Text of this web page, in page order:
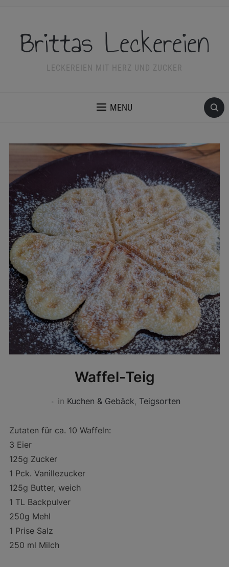
Brittas Leckereien
LECKEREIEN MIT HERZ UND ZUCKER
MENU
Waffel-Teig
in Kuchen & Gebäck, Teigsorten
Zutaten für ca. 10 Waffeln:
3 Eier
125g Zucker
1 Pck. Vanillezucker
125g Butter, weich
1 TL Backpulver
250g Mehl
1 Prise Salz
250 ml Milch